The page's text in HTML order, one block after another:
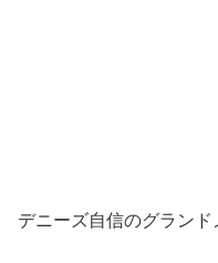
デニーズ自信のグランド